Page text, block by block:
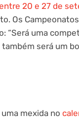
20 e 27 de
Os
“Será uma
será um
mexida no